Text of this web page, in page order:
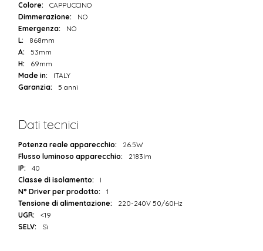
Colore:
CAPPUCCINO
Dimmerazione:
NO
Emergenza:
NO
L:
868mm
A:
53mm
H:
69mm
Made in:
ITALY
Garanzia:
5 anni
Dati tecnici
Potenza reale apparecchio:
26.5W
Flusso luminoso apparecchio:
2183lm
IP:
40
Classe di isolamento:
I
N° Driver per prodotto:
1
Tensione di alimentazione:
220-240V 50/60Hz
UGR:
<19
SELV:
Sì